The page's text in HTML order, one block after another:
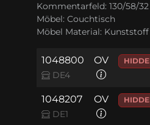
Kommentarfeld: 130/58/
Möbel: Couchtisch
Möbel Material: Kunststoff
1048800
DE4
OV
1048207
DE1
OV